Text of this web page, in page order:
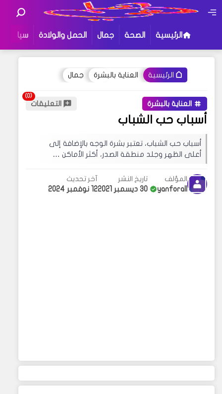
الرئيسية الصحة جمال الحمل والولادة سياحة
أو جرب إستخدام هذه الكلمات للبحث
هاهي
قد يهمك البحث عن عبارات معينة في مدونتنا ،
إحدى الأقسام فهناك محتوى مثير للإهتمام قد
يروق لك !
الرئيسية العناية بالبشرة جمال
العناية بالبشرة التعليقات
أسباب حب الشباب
أسباب حب الشباب، تعتبر بشرة الوجه بالإضافة إلى
أعلى الظهر وجلد منطقة الصدر، أكثر الأماكن …
المؤلف
yanforall
تاريخ النشر
30 ديسمبر 2021
آخر تحديث
12 نوفمبر 2024